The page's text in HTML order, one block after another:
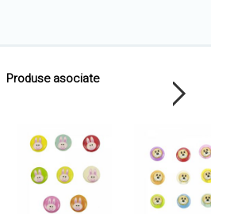
Produse asociate